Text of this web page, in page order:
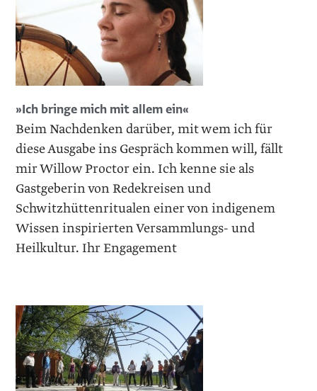
»Ich bringe mich mit allem ein«
Beim Nachdenken darüber, mit wem ich für
diese Ausgabe ins Gespräch kommen will, fällt
mir Willow Proctor ein. Ich kenne sie als
Gastgeberin von Redekreisen und
Schwitzhüttenritualen einer von indigenem
Wissen inspirierten Versammlungs- und
Heilkultur. Ihr Engagement